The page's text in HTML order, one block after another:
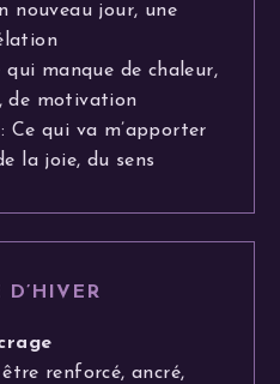
nouveau jour, une
manque de chaleur,
de motivation
Ce qui va m’apporter
la joie, du sens
D’HIVER
renforcé, ancré,